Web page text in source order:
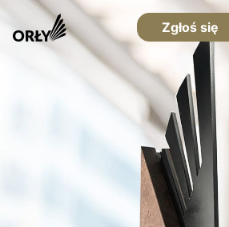
Zgłoś się